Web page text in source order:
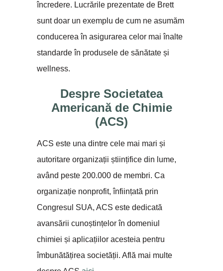
încredere. Lucrările prezentate de Brett
sunt doar un exemplu de cum ne asumăm
conducerea în asigurarea celor mai înalte
standarde în produsele de sănătate și
wellness.
Despre Societatea
Americană de Chimie
(ACS)
ACS este una dintre cele mai mari și
autoritare organizații științifice din lume,
având peste 200.000 de membri. Ca
organizație nonprofit, înființată prin
Congresul SUA, ACS este dedicată
avansării cunoștințelor în domeniul
chimiei și aplicațiilor acesteia pentru
îmbunătățirea societății. Află mai multe